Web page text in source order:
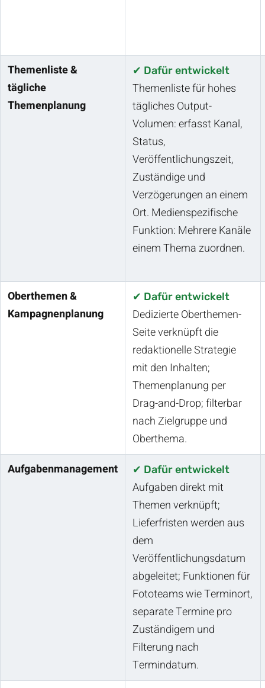
Themenliste &
tägliche
Themenplanung
✔ Dafür entwickelt
Themenliste für hohes
tägliches Output-
Volumen: erfasst Kanal,
Status,
Veröffentlichungszeit,
Zuständige und
Verzögerungen an einem
Ort. Medienspezifische
Funktion: Mehrere Kanäle
einem Thema zuordnen.
Oberthemen &
Kampagnenplanung
✔ Dafür entwickelt
Dedizierte Oberthemen-
Seite verknüpft die
redaktionelle Strategie
mit den Inhalten;
Themenplanung per
Drag-and-Drop; filterbar
nach Zielgruppe und
Oberthema.
Aufgabenmanagement
✔ Dafür entwickelt
Aufgaben direkt mit
Themen verknüpft;
Lieferfristen werden aus
dem
Veröffentlichungsdatum
abgeleitet; Funktionen für
Fototeams wie Terminort,
separate Termine pro
Zuständigem und
Filterung nach
Termindatum.